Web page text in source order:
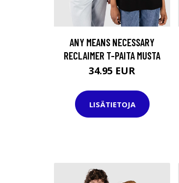
ANY MEANS NECESSARY
RECLAIMER T-PAITA MUSTA
34.95 EUR
LISÄTIETOJA